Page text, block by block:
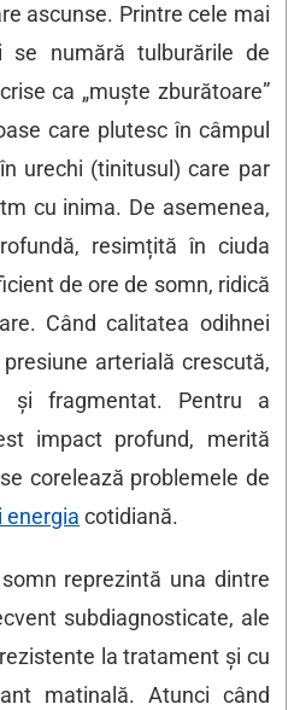
ascunse. Printre cele mai
se numără tulburările de
ca „muște zburătoare”
care plutesc în câmpul
urechi (tinitusul) care par
cu inima. De asemenea,
resimțită în ciuda
de ore de somn, ridică
Când calitatea odihnei
arterială crescută,
și fragmentat. Pentru a
impact profund, merită
corelează problemele de
energia cotidiană.
reprezintă una dintre
subdiagnosticate, ale
la tratament și cu
matinală. Atunci când